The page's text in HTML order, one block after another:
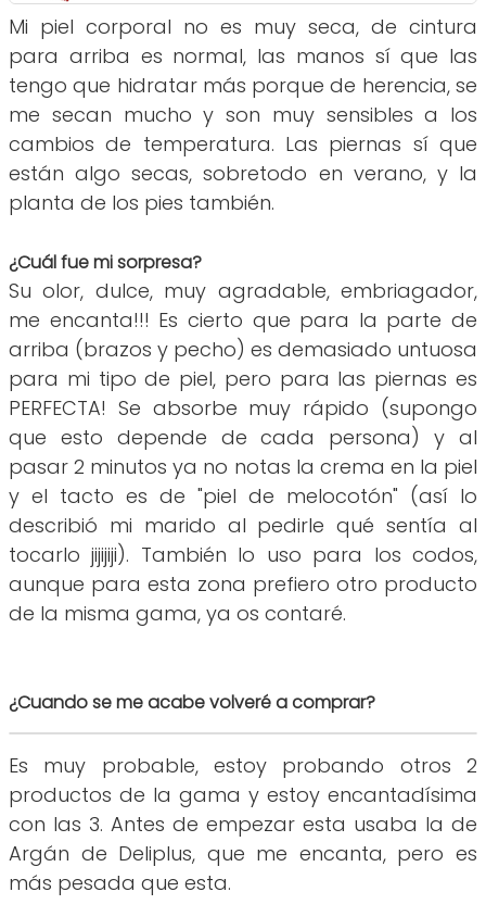
Mi piel corporal no es muy seca, de cintura
para arriba es normal, las manos sí que las
tengo que hidratar más porque de herencia, se
me secan mucho y son muy sensibles a los
cambios de temperatura. Las piernas sí que
están algo secas, sobretodo en verano, y la
planta de los pies también.
¿Cuál fue mi sorpresa?
Su olor, dulce, muy agradable, embriagador,
me encanta!!! Es cierto que para la parte de
arriba (brazos y pecho) es demasiado untuosa
para mi tipo de piel, pero para las piernas es
PERFECTA! Se absorbe muy rápido (supongo
que esto depende de cada persona) y al
pasar 2 minutos ya no notas la crema en la piel
y el tacto es de "piel de melocotón" (así lo
describió mi marido al pedirle qué sentía al
tocarlo jijijiji). También lo uso para los codos,
aunque para esta zona prefiero otro producto
de la misma gama, ya os contaré.
¿Cuando se me acabe volveré a comprar?
Es muy probable, estoy probando otros 2
productos de la gama y estoy encantadísima
con las 3. Antes de empezar esta usaba la de
Argán de Deliplus, que me encanta, pero es
más pesada que esta.